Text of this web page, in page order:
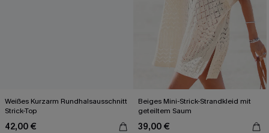
Weißes Kurzarm Rundhalsausschnitt
Strick-Top
42,00 €
Beiges Mini-Strick-Strandkleid mit
geteiltem Saum
39,00 €